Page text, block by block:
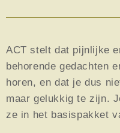
ACT stelt dat pijnlijke
behorende gedachten
horen, en dat je dus
maar gelukkig te zijn.
ze in het basispakket